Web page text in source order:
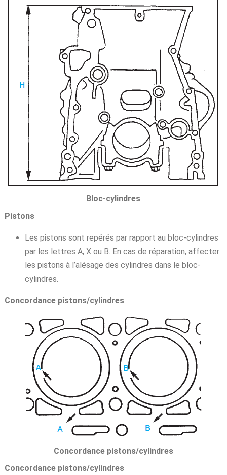
Bloc-cylindres
Pistons
Les pistons sont repérés par rapport au bloc-cylindres
par les lettres A, X ou B. En cas de réparation, affecter
les pistons à l’alésage des cylindres dans le bloc-
cylindres.
Concordance pistons/cylindres
Concordance pistons/cylindres
Concordance pistons/cylindres